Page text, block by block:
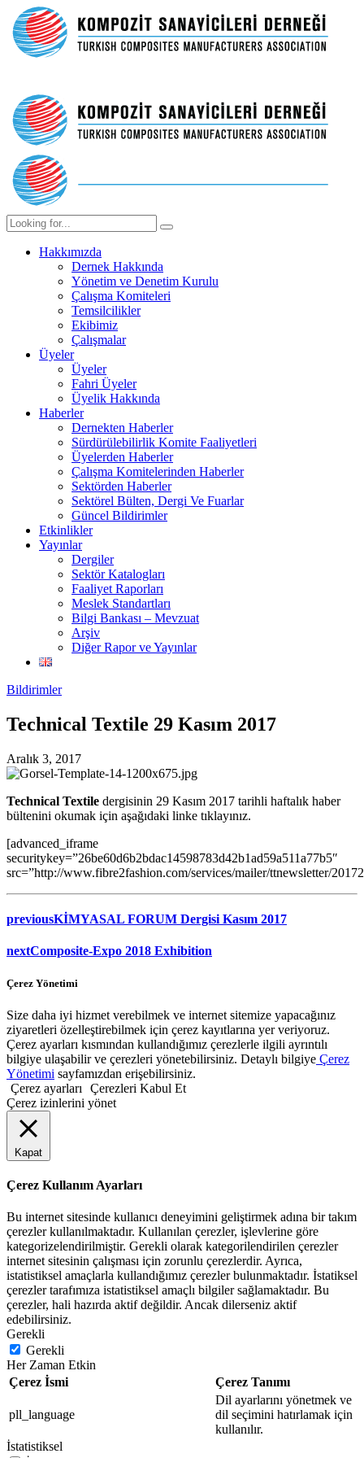
Hakkımızda
Dernek Hakkında
Yönetim ve Denetim Kurulu
Çalışma Komiteleri
Temsilcilikler
Ekibimiz
Çalışmalar
Üyeler
Üyeler
Fahri Üyeler
Üyelik Hakkında
Haberler
Dernekten Haberler
Sürdürülebilirlik Komite Faaliyetleri
Üyelerden Haberler
Çalışma Komitelerinden Haberler
Sektörden Haberler
Sektörel Bülten, Dergi Ve Fuarlar
Güncel Bildirimler
Etkinlikler
Yayınlar
Dergiler
Sektör Katalogları
Faaliyet Raporları
Meslek Standartları
Bilgi Bankası – Mevzuat
Arşiv
Diğer Rapor ve Yayınlar
Bildirimler
Technical Textile 29 Kasım 2017
Aralık 3, 2017
Technical Textile dergisinin 29 Kasım 2017 tarihli haftalık haber
bültenini okumak için aşağıdaki linke tıklayınız.
[advanced_iframe
securitykey=”26be60d6b2bdac14598783d42b1ad59a511a77b5″
src=”http://www.fibre2fashion.com/services/mailer/ttnewsletter/
previousKİMYASAL FORUM Dergisi Kasım 2017
nextComposite-Expo 2018 Exhibition
Çerez Yönetimi
Size daha iyi hizmet verebilmek ve internet sitemize yapacağınız
ziyaretleri özelleştirebilmek için çerez kayıtlarına yer veriyoruz.
Çerez ayarları kısmından kullandığımız çerezlerle ilgili ayrıntılı
bilgiye ulaşabilir ve çerezleri yönetebilirsiniz. Detaylı bilgiye Çerez
Yönetimi sayfamızdan erişebilirsiniz.
Çerez ayarları
Çerezleri Kabul Et
Çerez izinlerini yönet
Kapat
Çerez Kullanım Ayarları
Bu internet sitesinde kullanıcı deneyimini geliştirmek adına bir takım
çerezler kullanılmaktadır. Kullanılan çerezler, işlevlerine göre
kategorizelendirilmiştir. Gerekli olarak kategorilendirilen çerezler
internet sitesinin çalışması için zorunlu çerezlerdir. Ayrıca,
istatistiksel amaçlarla kullandığımız çerezler bulunmaktadır. İstatiksel
çerezler tarafımıza istatistiksel amaçlı bilgiler sağlamaktadır. Bu
çerezler, hali hazırda aktif değildir. Ancak dilerseniz aktif
edebilirsiniz.
Gerekli
Gerekli
Her Zaman Etkin
Çerez İsmi
Çerez Tanımı
pll_language
Dil ayarlarını yönetmek ve
dil seçimini hatırlamak için
kullanılır.
İstatistiksel